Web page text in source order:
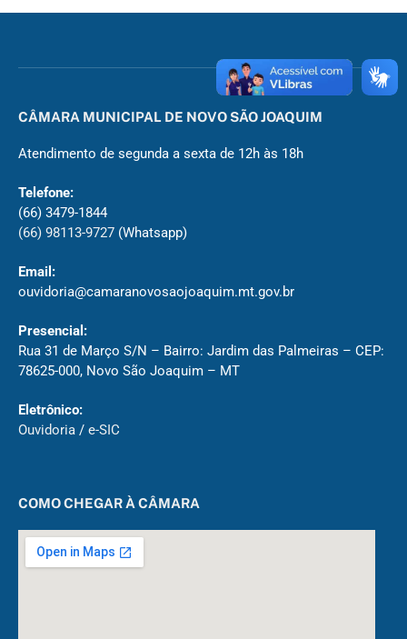
CÂMARA MUNICIPAL DE NOVO SÃO JOAQUIM
Atendimento de segunda a sexta de 12h às 18h
Telefone:
(66) 3479-1844
(66) 98113-9727 (Whatsapp)
Email:
ouvidoria@camaranovosaojoaquim.mt.gov.br
Presencial:
Rua 31 de Março S/N – Bairro: Jardim das Palmeiras – CEP:
78625-000, Novo São Joaquim – MT
Eletrônico:
Ouvidoria / e-SIC
COMO CHEGAR À CÂMARA